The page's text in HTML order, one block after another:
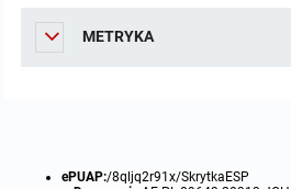
Audyt METRYKA
ePUAP:/8qljq2r91x/SkrytkaESP